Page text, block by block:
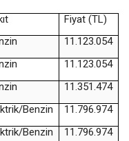
Fiyat (TL)
11.123.054
11.123.054
11.351.474
Benzin
11.796.974
Benzin
11.796.974